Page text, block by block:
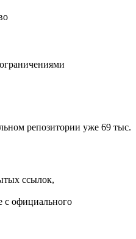
репозитории уже 69 тыс.
ссылок,
с официального